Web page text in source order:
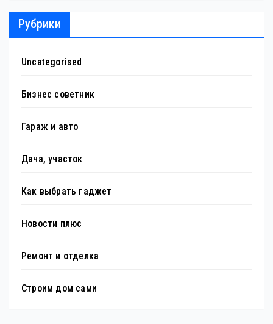
Рубрики
Uncategorised
Бизнес советник
Гараж и авто
Дача, участок
Как выбрать гаджет
Новости плюс
Ремонт и отделка
Строим дом сами